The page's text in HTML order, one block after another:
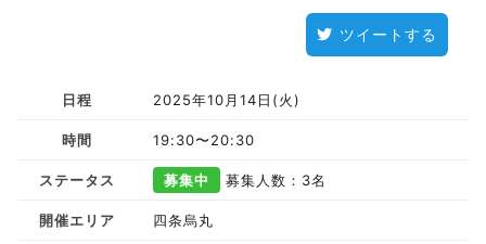
ツイートする
日程 2025年10月14日(火)
時間 19:30〜20:30
ステータス 募集中 募集人数：3名
開催エリア 四条烏丸